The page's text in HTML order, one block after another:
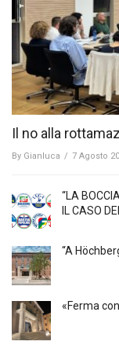
Il no alla
By Gianluca / 7 Agosto
“LA
IL CASO
“A
«Ferma